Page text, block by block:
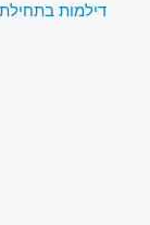
דילמות